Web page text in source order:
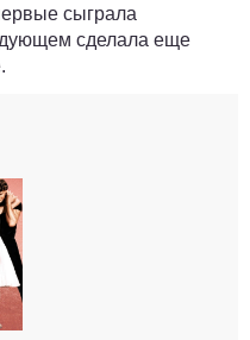
сыграла
сделала еще